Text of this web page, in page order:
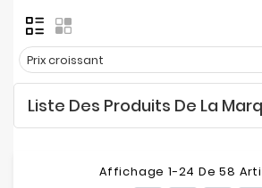
&
Tablette
Impression
Prix croissant
Liste Des Produits De La
Affichage 1-24 De 58